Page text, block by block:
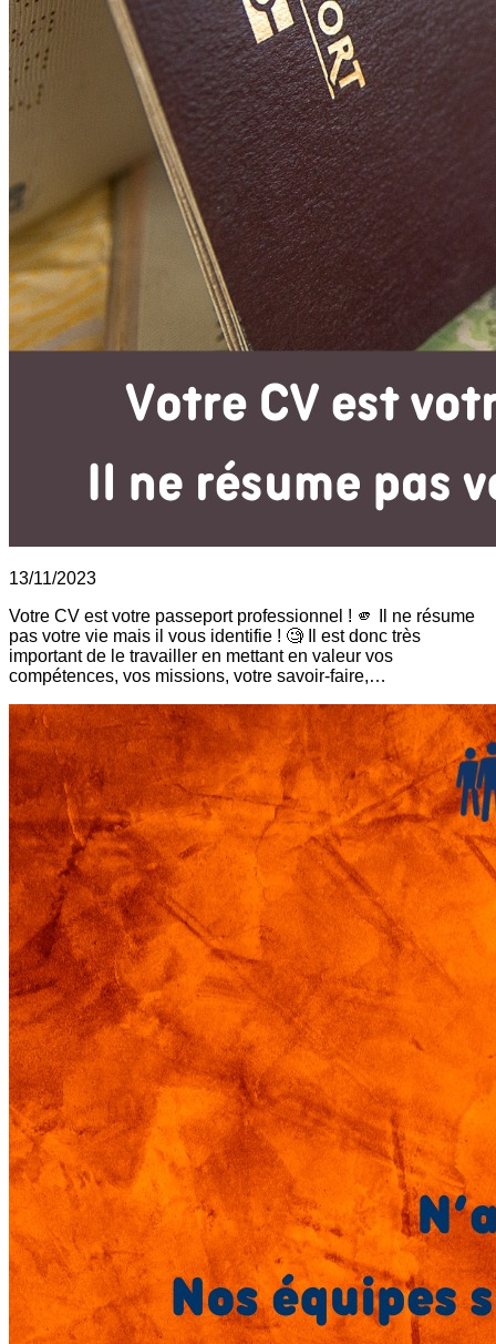
13/11/2023
Votre CV est votre passeport professionnel ! 🫵 Il ne résume
pas votre vie mais il vous identifie ! 🧐 Il est donc très
important de le travailler en mettant en valeur vos
compétences, vos missions, votre savoir-faire,…